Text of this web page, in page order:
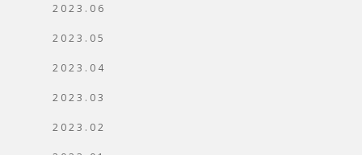
2023.06
2023.05
2023.04
2023.03
2023.02